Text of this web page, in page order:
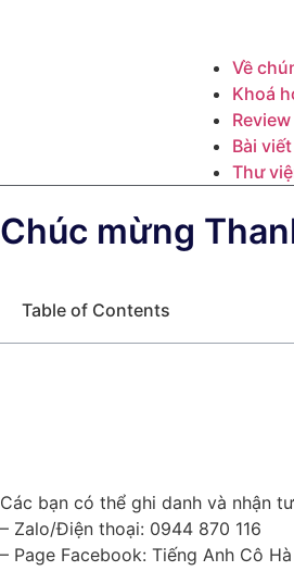
Về
Khoá
Review
Bài viết
Thư
Chúc mừng
Table of Contents
Các bạn có thể ghi danh và nhận
– Zalo/Điện thoại: 0944 870 116
– Page Facebook: Tiếng Anh Cô